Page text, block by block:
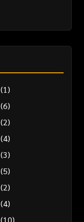
(1)
(6)
(2)
(4)
(3)
(5)
(2)
(4)
(10)